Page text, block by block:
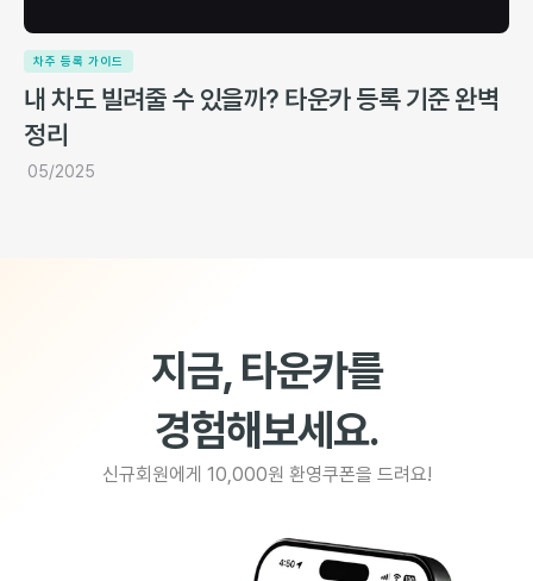
차주 등록 가이드
내 차도 빌려줄 수 있을까? 타운카 등록 기준 완벽
정리
05/2025
지금, 타운카를
경험해보세요.
신규회원에게 10,000원 환영쿠폰을 드려요!